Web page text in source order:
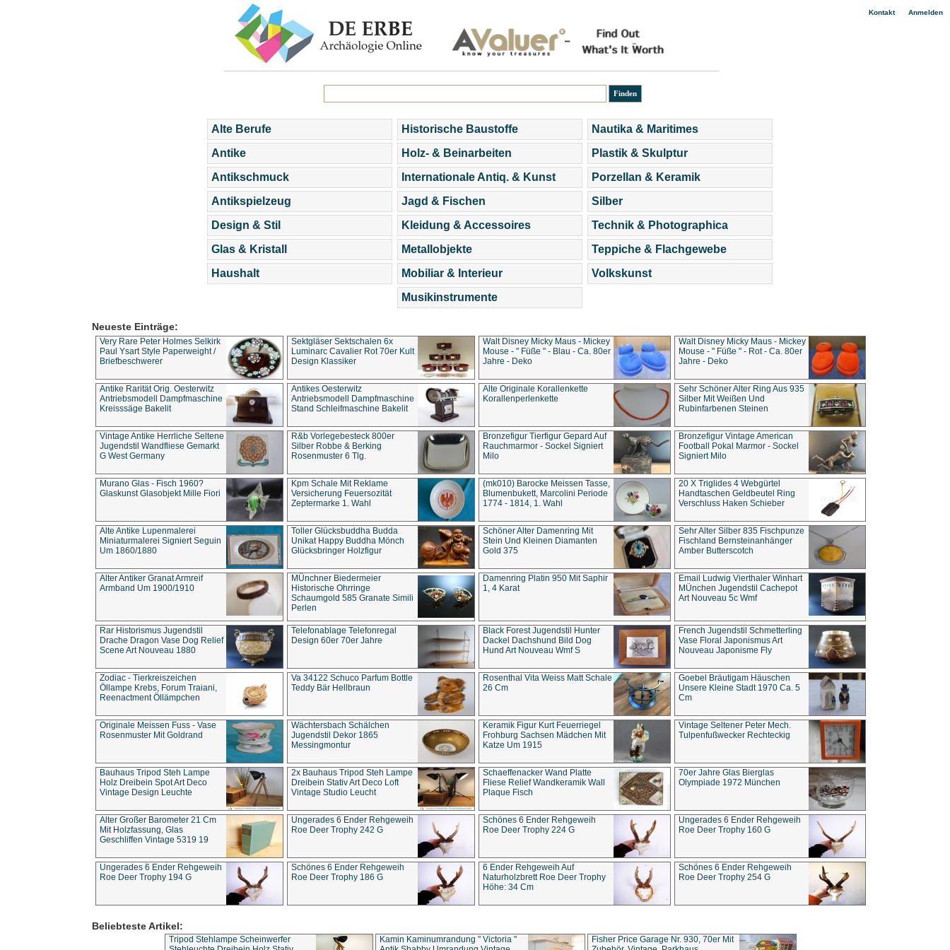
Kontakt| Anmelden
Alte Berufe
Antike
Antikschmuck
Antikspielzeug
Design & Stil
Glas & Kristall
Haushalt
Historische Baustoffe
Holz- & Beinarbeiten
Internationale Antiq. & Kunst
Jagd & Fischen
Kleidung & Accessoires
Metallobjekte
Mobiliar & Interieur
Musikinstrumente
Nautika & Maritimes
Plastik & Skulptur
Porzellan & Keramik
Silber
Technik & Photographica
Teppiche & Flachgewebe
Volkskunst
Neueste Einträge:
Very Rare Peter Holmes Selkirk
Paul Ysart Style Paperweight /
Briefbeschwerer
Sektgläser Sektschalen 6x
Luminarc Cavalier Rot 70er Kult
Design Klassiker
Walt Disney Micky Maus - Mickey
Mouse - " Füße " - Blau - Ca. 80er
Jahre - Deko
Walt Disney Micky Maus - Mickey
Mouse - " Füße " - Rot - Ca. 80er
Jahre - Deko
Antike Rarität Orig. Oesterwitz
Antriebsmodell Dampfmaschine
Kreisssäge Bakelit
Antikes Oesterwitz
Antriebsmodell Dampfmaschine
Stand Schleifmaschine Bakelit
Alte Originale Korallenkette
Korallenperlenkette
Sehr Schöner Alter Ring Aus 935
Silber Mit Weißen Und
Rubinfarbenen Steinen
Vintage Antike Herrliche Seltene
Jugendstil Wandfliese Gemarkt
G West Germany
R&b Vorlegebesteck 800er
Silber Robbe & Berking
Rosenmuster 6 Tlg.
Bronzefigur Tierfigur Gepard Auf
Rauchmarmor - Sockel Signiert
Milo
Bronzefigur Vintage American
Football Pokal Marmor - Sockel
Signiert Milo
Murano Glas - Fisch 1960?
Glaskunst Glasobjekt Mille Fiori
Kpm Schale Mit Reklame
Versicherung Feuersozität
Zeptermarke 1. Wahl
(mk010) Barocke Meissen Tasse,
Blumenbukett, Marcolini Periode
1774 - 1814, 1. Wahl
20 X Triglides 4 Webgürtel
Handtaschen Geldbeutel Ring
Verschluss Haken Schieber
Alte Antike Lupenmalerei
Miniaturmalerei Signiert Seguin
Um 1860/1880
Toller Glücksbuddha Budda
Unikat Happy Buddha Mönch
Glücksbringer Holzfigur
Schöner Alter Damenring Mit
Stein Und Kleinen Diamanten
Gold 375
Sehr Alter Silber 835 Fischpunze
Fischland Bernsteinanhänger
Amber Butterscotch
Alter Antiker Granat Armreif
Armband Um 1900/1910
MÜnchner Biedermeier
Historische Ohrringe
Schaumgold 585 Granate Simili
Perlen
Damenring Platin 950 Mit Saphir
1, 4 Karat
Email Ludwig Vierthaler Winhart
MÜnchen Jugendstil Cachepot
Art Nouveau 5c Wmf
Rar Historismus Jugendstil
Drache Dragon Vase Dog Relief
Scene Art Nouveau 1880
Telefonablage Telefonregal
Design 60er 70er Jahre
Black Forest Jugendstil Hunter
Dackel Dachshund Bild Dog
Hund Art Nouveau Wmf S
French Jugendstil Schmetterling
Vase Floral Japonismus Art
Nouveau Japonisme Fly
Zodiac - Tierkreiszeichen
Öllampe Krebs, Forum Traiani,
Reenactment Öllämpchen
Va 34122 Schuco Parfum Bottle
Teddy Bär Hellbraun
Rosenthal Vita Weiss Matt Schale
26 Cm
Goebel Bräutigam Häuschen
Unsere Kleine Stadt 1970 Ca. 5
Cm
Originale Meissen Fuss - Vase
Rosenmuster Mit Goldrand
Wächtersbach Schälchen
Jugendstil Dekor 1865
Messingmontur
Keramik Figur Kurt Feuerriegel
Frohburg Sachsen Mädchen Mit
Katze Um 1915
Vintage Seltener Peter Mech.
Tulpenfußwecker Rechteckig
Bauhaus Tripod Steh Lampe
Holz Dreibein Spot Art Deco
Vintage Design Leuchte
2x Bauhaus Tripod Steh Lampe
Dreibein Stativ Art Deco Loft
Vintage Studio Leucht
Schaeffenacker Wand Platte
Fliese Relief Wandkeramik Wall
Plaque Fisch
70er Jahre Glas Bierglas
Olympiade 1972 München
Alter Großer Barometer 21 Cm
Mit Holzfassung, Glas
Geschliffen Vintage 5319 19
Ungerades 6 Ender Rehgeweih
Roe Deer Trophy 242 G
Schönes 6 Ender Rehgeweih
Roe Deer Trophy 224 G
Ungerades 6 Ender Rehgeweih
Roe Deer Trophy 160 G
Ungerades 6 Ender Rehgeweih
Roe Deer Trophy 194 G
Schönes 6 Ender Rehgeweih
Roe Deer Trophy 186 G
6 Ender Rehgeweih Auf
Naturholzbrett Roe Deer Trophy
Höhe: 34 Cm
Schönes 6 Ender Rehgeweih
Roe Deer Trophy 254 G
Beliebteste Artikel:
Tripod Stehlampe Scheinwerfer
Kamin Kaminumrandung " Victoria "
Fisher Price Garage Nr. 930, 70er Mit